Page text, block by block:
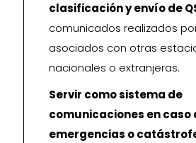
clasificación y envío de
comunicados realizados
asociados con otras
nacionales o extranjeras.
Servir como sistema de
comunicaciones en caso
emergencias o